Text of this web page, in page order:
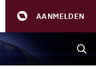
AANMELDEN